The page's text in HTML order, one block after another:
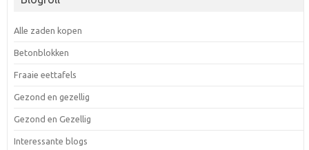
Alle zaden kopen
Betonblokken
Fraaie eettafels
Gezond en gezellig
Gezond en Gezellig
Interessante blogs